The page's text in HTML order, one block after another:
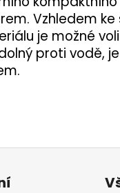
Vzhledem
je možné
proti vodě,